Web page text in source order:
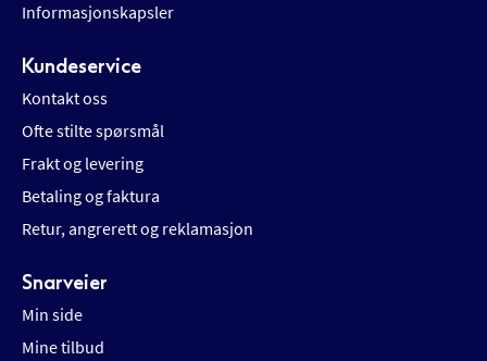
Informasjonskapsler
Kundeservice
Kontakt oss
Ofte stilte spørsmål
Frakt og levering
Betaling og faktura
Retur, angrerett og reklamasjon
Snarveier
Min side
Mine tilbud